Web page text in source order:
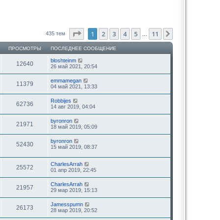
435 тем Страница1 из 11
1 2 3 4 5 11
ПРОСМОТРЫ ПОСЛЕДНЕЕ СООБЩЕНИЕ
12640
bloshteinm
26 май 2021, 20:54
11379
emmamegan
04 май 2021, 13:33
62736
Robbijes
14 авг 2019, 04:04
21971
byronron
18 май 2019, 05:09
52430
byronron
15 май 2019, 08:37
25572
CharlesArrah
01 апр 2019, 22:45
21957
CharlesArrah
29 мар 2019, 15:13
26173
Jamesspumn
28 мар 2019, 20:52